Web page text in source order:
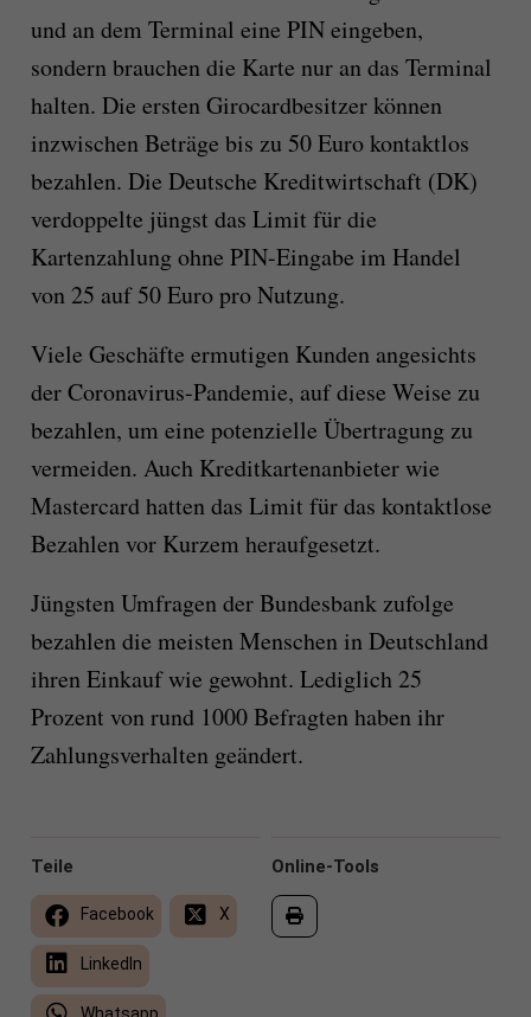
und an dem Terminal eine PIN eingeben,
sondern brauchen die Karte nur an das Terminal
halten. Die ersten Girocardbesitzer können
inzwischen Beträge bis zu 50 Euro kontaktlos
bezahlen. Die Deutsche Kreditwirtschaft (DK)
verdoppelte jüngst das Limit für die
Kartenzahlung ohne PIN-Eingabe im Handel
von 25 auf 50 Euro pro Nutzung.
Viele Geschäfte ermutigen Kunden angesichts
der Coronavirus-Pandemie, auf diese Weise zu
bezahlen, um eine potenzielle Übertragung zu
vermeiden. Auch Kreditkartenanbieter wie
Mastercard hatten das Limit für das kontaktlose
Bezahlen vor Kurzem heraufgesetzt.
Jüngsten Umfragen der Bundesbank zufolge
bezahlen die meisten Menschen in Deutschland
ihren Einkauf wie gewohnt. Lediglich 25
Prozent von rund 1000 Befragten haben ihr
Zahlungsverhalten geändert.
Online-Tools
Teile
Facebook X
LinkedIn